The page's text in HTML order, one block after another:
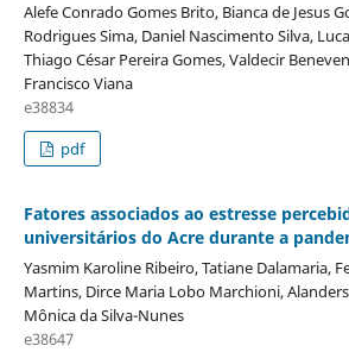
Alefe Conrado Gomes Brito, Bianca de Jesus
Rodrigues Sima, Daniel Nascimento Silva,
Thiago César Pereira Gomes, Valdecir
Francisco Viana
e38834
pdf
Fatores associados ao estresse
universitários do Acre durante a
Yasmim Karoline Ribeiro, Tatiane Dalamaria,
Martins, Dirce Maria Lobo Marchioni,
Mônica da Silva-Nunes
e38647